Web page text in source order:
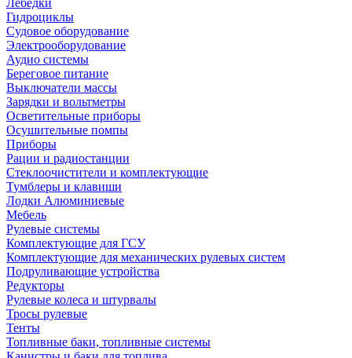
Лебедки
Гидроциклы
Судовое оборудование
Электрооборудование
Аудио системы
Береговое питание
Выключатели массы
Зарядки и вольтметры
Осветительные приборы
Осушительные помпы
Приборы
Рации и радиостанции
Стеклоочистители и комплектующие
Тумблеры и клавиши
Лодки Алюминиевые
Мебель
Рулевые системы
Комплектующие для ГСУ
Комплектующие для механических рулевых систем
Подруливающие устройства
Редукторы
Рулевые колеса и штурвалы
Тросы рулевые
Тенты
Топливные баки, топливные системы